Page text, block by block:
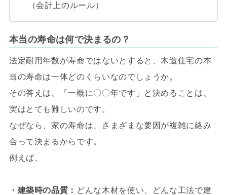
（会計上のルール）
本当の寿命は何で決まるの？
法定耐用年数が寿命ではないとすると、木造住宅の本
当の寿命は一体どのくらいなのでしょうか。
その答えは、「一概に〇〇年です」と決めることは、
実はとても難しいのです。
なぜなら、家の寿命は、さまざまな要因が複雑に絡み
合って決まるからです。
例えば、
・建築時の品質： どんな木材を使い、どんな工法で建